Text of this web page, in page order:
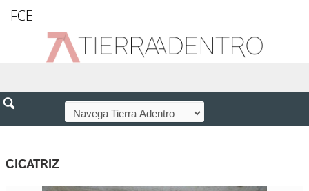
FCE
CICATRIZ